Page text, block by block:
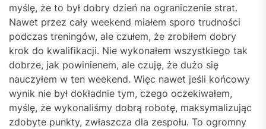
myślę, że to był dobry dzień na ograniczenie strat.
Nawet przez cały weekend miałem sporo trudności
podczas treningów, ale czułem, że zrobiłem dobry
krok do kwalifikacji. Nie wykonałem wszystkiego tak
dobrze, jak powinienem, ale czuję, że dużo się
nauczyłem w ten weekend. Więc nawet jeśli końcowy
wynik nie był dokładnie tym, czego oczekiwałem,
myślę, że wykonaliśmy dobrą robotę, maksymalizując
zdobyte punkty, zwłaszcza dla zespołu. To ogromny